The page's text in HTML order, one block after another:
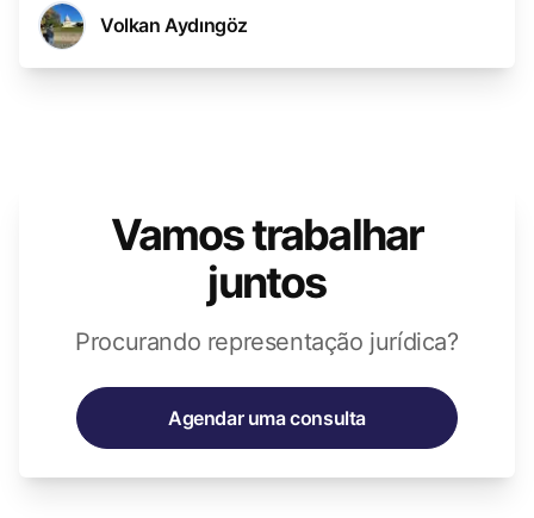
Volkan Aydıngöz
Vamos trabalhar
juntos
Procurando representação jurídica?
Agendar uma consulta